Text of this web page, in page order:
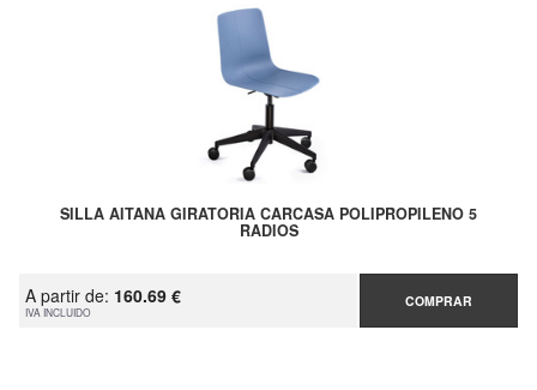
SILLA AITANA GIRATORIA CARCASA POLIPROPILENO 5
RADIOS
A partir de: 160.69 €
IVA INCLUIDO
COMPRAR